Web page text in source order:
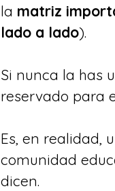
la matriz
lado a lado).
Si nunca la has
reservado para
Es, en realidad,
comunidad
dicen.